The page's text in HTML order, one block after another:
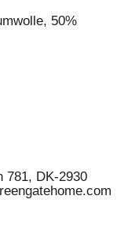
50%
781, DK-2930